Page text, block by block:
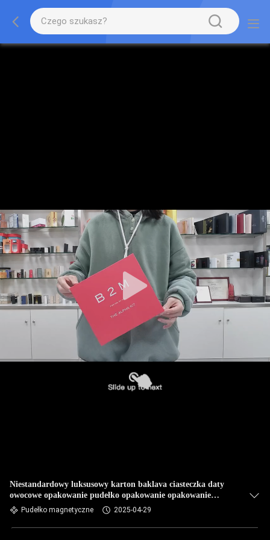
Niestandardowy luksusowy karton baklava ciasteczka daty
owocowe opakowanie pudełko opakowanie opakowanie
magnetyczne pudełko prezentów dekoracji
Pudełko magnetyczne 2025-04-29